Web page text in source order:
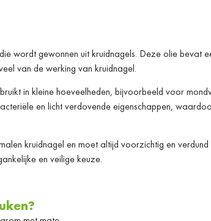
wordt gewonnen uit kruidnagels. Deze olie bevat
van de werking van kruidnagel.
in kleine hoeveelheden, bijvoorbeeld voor
en licht verdovende eigenschappen,
kruidnagel en moet altijd voorzichtig en
en veilige keuze.